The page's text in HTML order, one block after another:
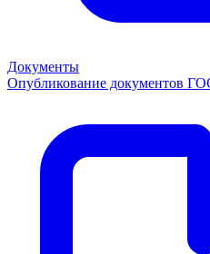
Документы
Опубликование документов